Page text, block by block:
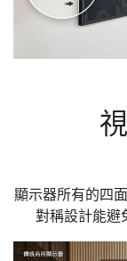
顯示器所有的四
對稱設計能避